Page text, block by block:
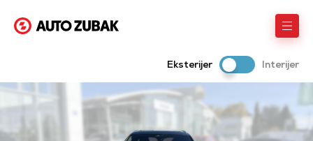
Eksterijer Interijer